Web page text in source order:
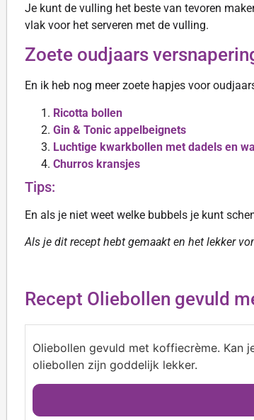
Je kunt de vulling het beste van tevoren
vlak voor het serveren met de vulling.
Zoete oudjaars
En ik heb nog meer zoete hapjes voor
Ricotta bollen
Gin & Tonic appelbeignets
Luchtige kwarkbollen met dadels en
Churros kransjes
Tips:
En als je niet weet welke bubbels je kunt
Als je dit recept hebt gemaakt en het lekker
Recept Oliebollen gevuld
Oliebollen gevuld met koffiecrème. Kan
oliebollen zijn goddelijk lekker.